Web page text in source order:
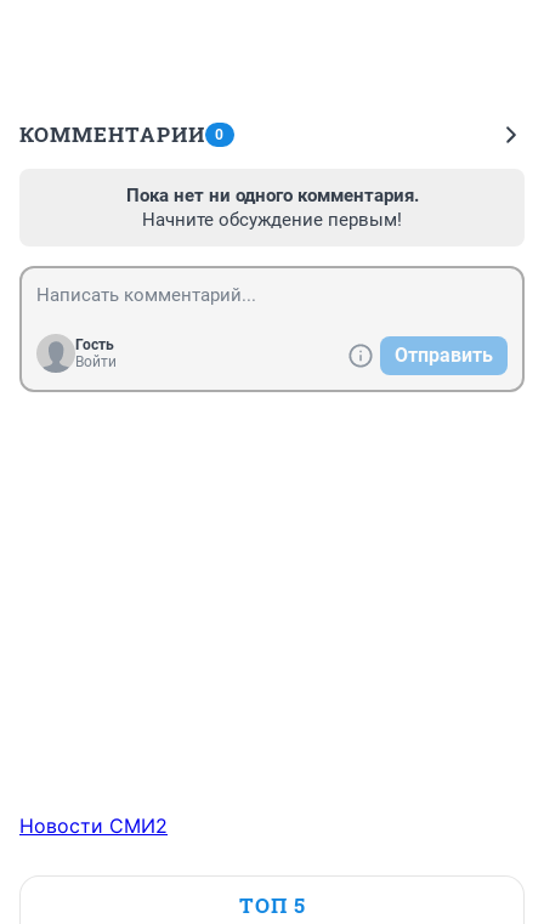
КОММЕНТАРИИ 0
Пока нет ни одного комментария.
Начните обсуждение первым!
Гость
Войти
Отправить
Новости СМИ2
ТОП 5